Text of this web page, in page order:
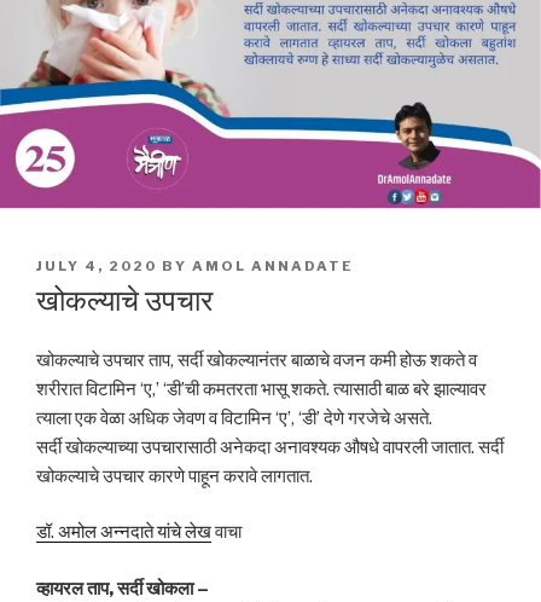
POSTED
ON
JULY 4, 2020 BY AMOL ANNADATE
खोकल्याचे उपचार
खोकल्याचे उपचार ताप, सर्दी खोकल्यानंतर बाळाचे वजन कमी होऊ शकते व
शरीरात विटामिन ‘ए,’ ‘डी’ची कमतरता भासू शकते. त्यासाठी बाळ बरे झाल्यावर
त्याला एक वेळा अधिक जेवण व विटामिन ‘ए’, ‘डी’ देणे गरजेचे असते.
सर्दी खोकल्याच्या उपचारासाठी अनेकदा अनावश्यक औषधे वापरली जातात. सर्दी
खोकल्याचे उपचार कारणे पाहून करावे लागतात.
डॉ. अमोल अन्नदाते यांचे लेखवाचा
व्हायरल ताप, सर्दी खोकला –